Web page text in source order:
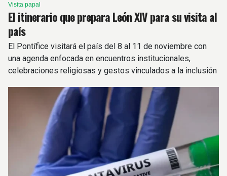
Visita papal
El itinerario que prepara León XIV para su visita al
país
El Pontífice visitará el país del 8 al 11 de noviembre con
una agenda enfocada en encuentros institucionales,
celebraciones religiosas y gestos vinculados a la inclusión